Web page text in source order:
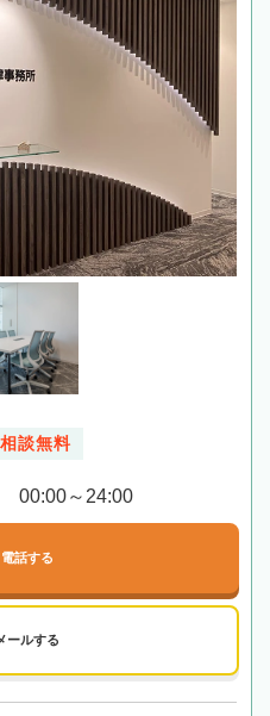
談無料
00:00～24:00
電話する
ールする